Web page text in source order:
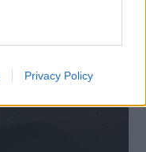
in below Google
Privacy Policy